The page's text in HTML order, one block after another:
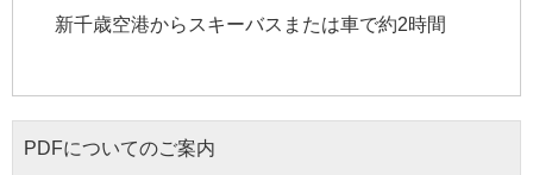
新千歳空港からスキーバスまたは車で約2時間
PDFについてのご案内